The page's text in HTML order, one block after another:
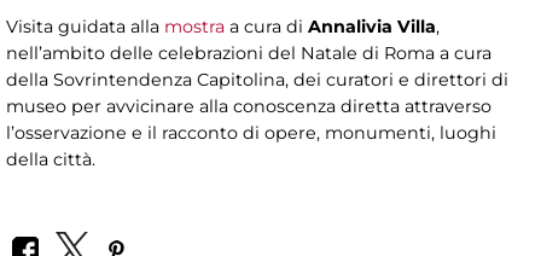
Visita guidata alla mostra a cura di Annalivia Villa,
nell’ambito delle celebrazioni del Natale di Roma a cura
della Sovrintendenza Capitolina, dei curatori e direttori di
museo per avvicinare alla conoscenza diretta attraverso
l’osservazione e il racconto di opere, monumenti, luoghi
della città.